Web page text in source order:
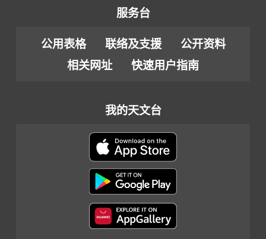
服务台
公用表格 联络及支援
公开资料
相关网址
快速用户指南
我的天文台